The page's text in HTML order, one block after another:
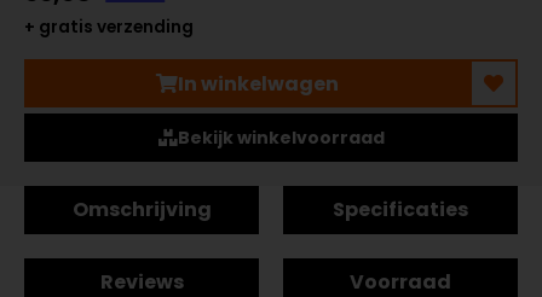
+ gratis verzending
In winkelwagen
Bekijk winkelvoorraad
Omschrijving Specificaties
Reviews Voorraad